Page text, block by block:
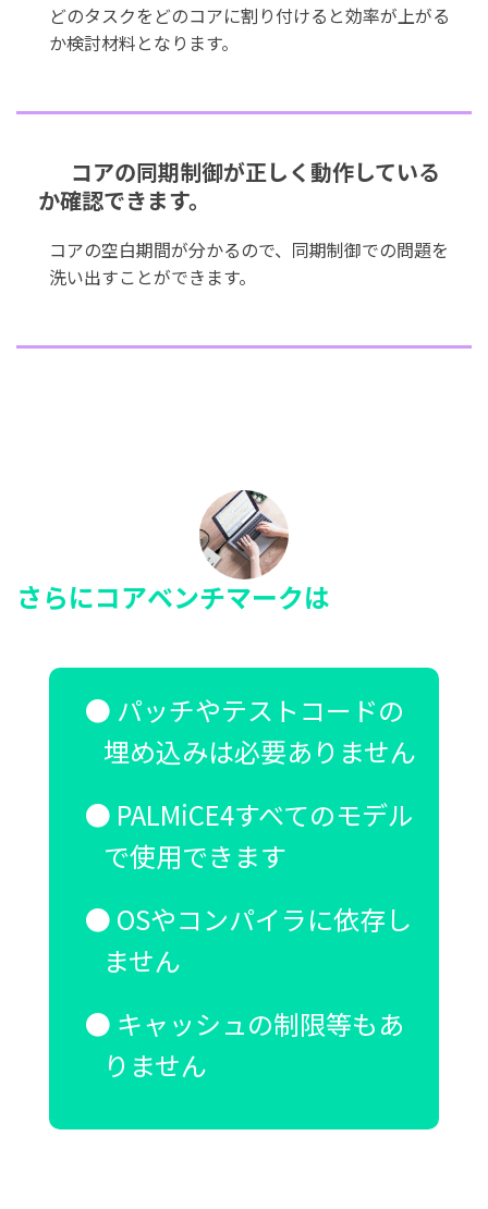
どのタスクをどのコアに割り付けると効率が上がる
か検討材料となります。
コアの同期制御が正しく動作している
か確認できます。
コアの空白期間が分かるので、同期制御での問題を
洗い出すことができます。
さらにコアベンチマークは
パッチやテストコードの
埋め込みは必要ありません
PALMiCE4すべてのモデル
で使用できます
OSやコンパイラに依存し
ません
キャッシュの制限等もあ
りません